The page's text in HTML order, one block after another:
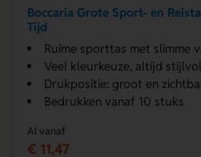
Boccaria Grote Sport- en
Tijd
Ruime sporttas met slimme
Veel kleurkeuze, altijd stijlvol
Drukpositie: groot en
Bedrukken vanaf 10 stuks
Al vanaf
€ 11,47